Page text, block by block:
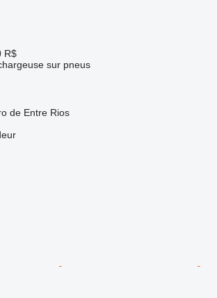
R$
sur pneus
de Entre Rios